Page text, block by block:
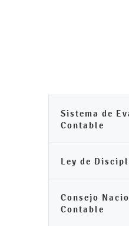
Sistema de
Contable
Ley de
Consejo
Contable